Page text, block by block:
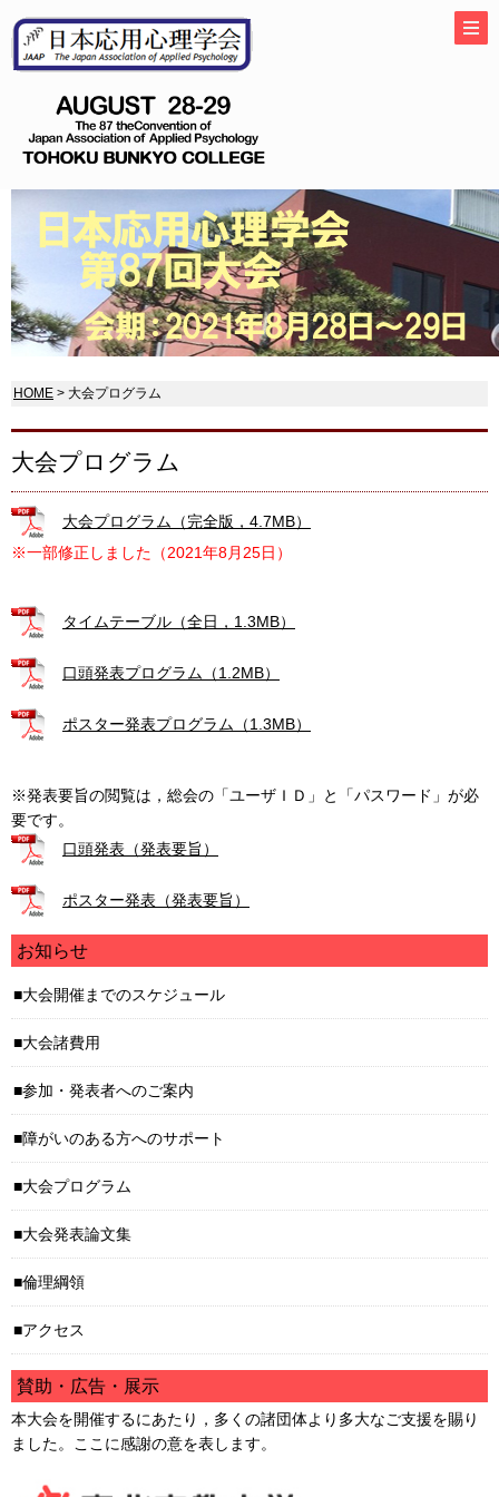
HOME > 大会プログラム
大会プログラム
大会プログラム（完全版，4.7MB）
※一部修正しました（2021年8月25日）
タイムテーブル（全日，1.3MB）
口頭発表プログラム（1.2MB）
ポスター発表プログラム（1.3MB）
※発表要旨の閲覧は，総会の「ユーザＩＤ」と「パスワード」が必
要です。
口頭発表（発表要旨）
ポスター発表（発表要旨）
お知らせ
大会開催までのスケジュール
大会諸費用
参加・発表者へのご案内
障がいのある方へのサポート
大会プログラム
大会発表論文集
倫理綱領
アクセス
賛助・広告・展示
本大会を開催するにあたり，多くの諸団体より多大なご支援を賜り
ました。ここに感謝の意を表します。